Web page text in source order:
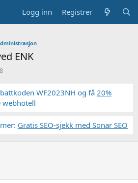
Logg inn Registrer
ENK
WF2023NH og få 20%
webhotell
Gratis SEO-sjekk med Sonar SEO